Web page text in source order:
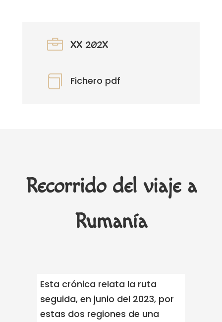
 XX 202X
 Fichero pdf
Recorrido del viaje a
Rumanía
Esta crónica relata la ruta
seguida, en junio del 2023, por
estas dos regiones de una